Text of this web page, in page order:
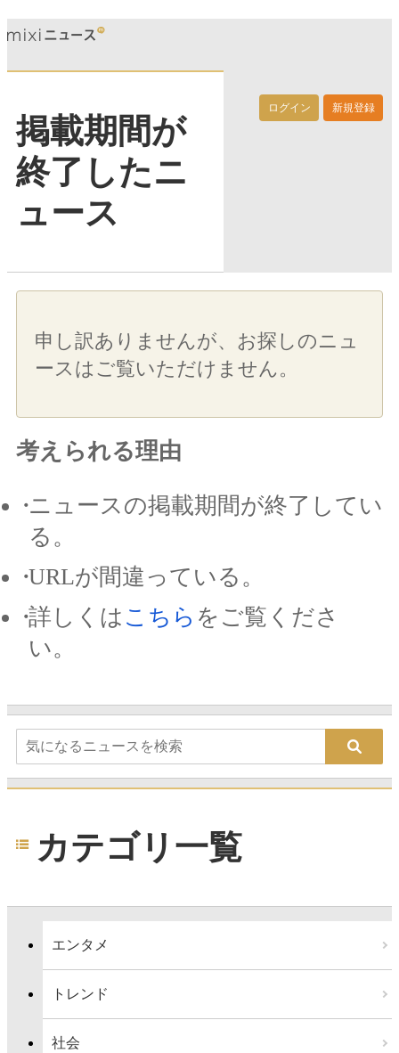
ログイン 新規登録
掲載期間が
終了したニ
ュース
申し訳ありませんが、お探しのニュ
ースはご覧いただけません。
考えられる理由
ニュースの掲載期間が終了してい
る。
URLが間違っている。
詳しくは こちら をご覧くださ
い。
カテゴリ一覧
エンタメ
トレンド
社会